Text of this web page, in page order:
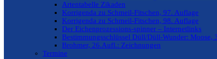
Artentabelle Zikaden
Korrigenda zu Schmeil-Fitschen, 97. Auflage
Korrigenda zu Schmeil-Fitschen, 98. Auflage
Der Eichenprozessions-spinner – Internetlinks
Bestimmungsschlüssel Düll/Düll-Wunder: Moose,
Brohmer, 26.Aufl.: Zeichnungen
Termine